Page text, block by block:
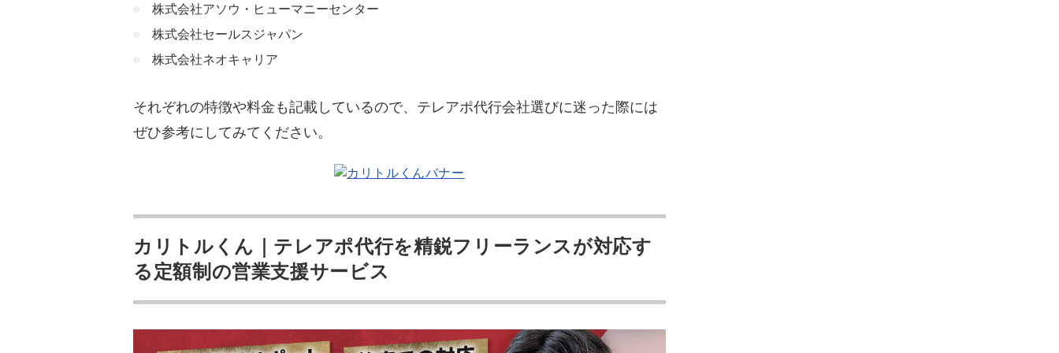
株式会社アソウ・ヒューマニーセンター
株式会社セールスジャパン
株式会社ネオキャリア
それぞれの特徴や料金も記載しているので、テレアポ代行会社選びに迷った際には
ぜひ参考にしてみてください。
カリトルくん｜テレアポ代行を精鋭フリーランスが対応す
る定額制の営業支援サービス